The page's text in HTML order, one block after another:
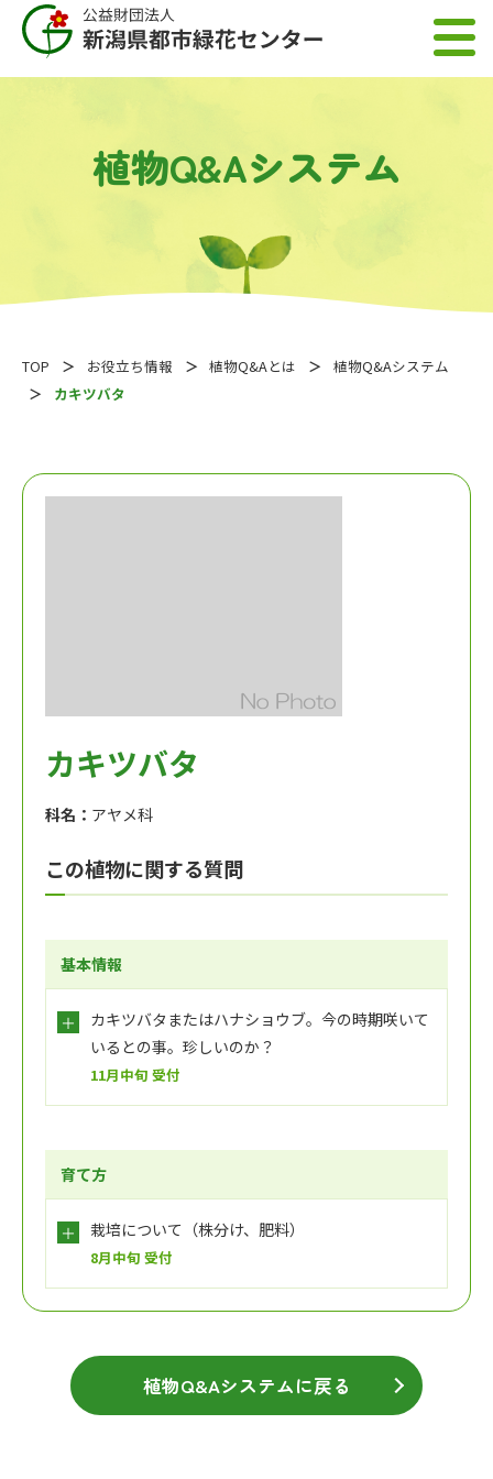
植物Q&Aシステム
TOP お役立ち情報 植物Q&Aとは
植物Q&Aシステム
カキツバタ
カキツバタ
科名： アヤメ科
この植物に関する質問
基本情報
カキツバタまたはハナショウブ。今の時期咲いて
いるとの事。珍しいのか？
11月中旬 受付
育て方
栽培について（株分け、肥料）
8月中旬 受付
植物Q&Aシステムに戻る